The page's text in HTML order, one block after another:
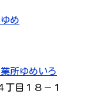
め
所ゆめいろ
目１８－１